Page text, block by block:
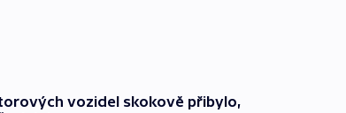
vozidel skokově přibylo,